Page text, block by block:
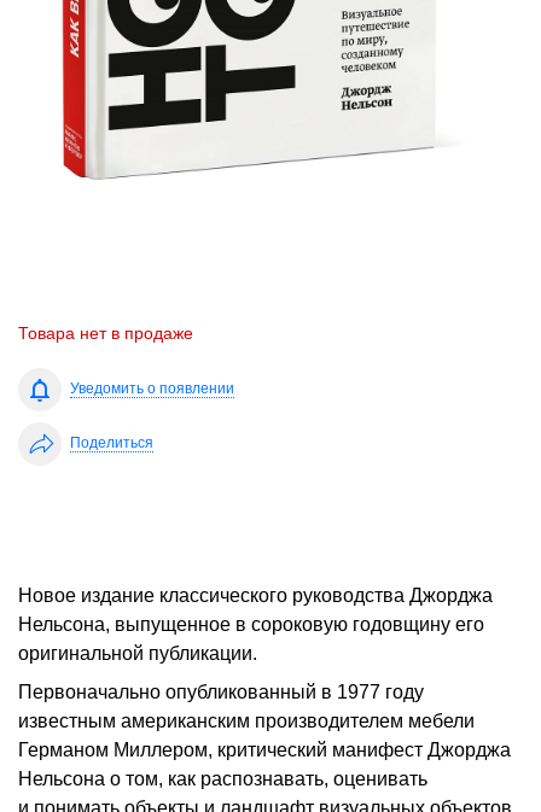
Товара нет в продаже
Уведомить о появлении
Поделиться
Новое издание классического руководства Джорджа
Нельсона, выпущенное в сороковую годовщину его
оригинальной публикации.
Первоначально опубликованный в 1977 году
известным американским производителем мебели
Германом Миллером, критический манифест Джорджа
Нельсона о том, как распознавать, оценивать